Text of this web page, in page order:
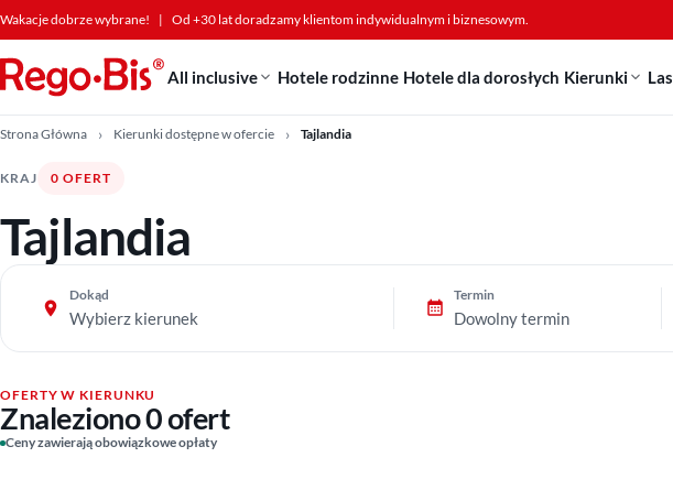
Przejdź do treści
Wakacje dobrze wybrane! | Od +30 lat doradzamy klientom indywidualnym i biznesowym.
All inclusive Hotele rodzinne Hotele dla dorosłych Kierunki
Strona Główna Kierunki dostępne w ofercie Tajlandia
KRAJ 0 OFERT
Tajlandia
Dokąd
Wybierz kierunek
Termin
Dowolny termin
OFERTY W KIERUNKU
Znaleziono 0 ofert
Ceny zawierają obowiązkowe opłaty